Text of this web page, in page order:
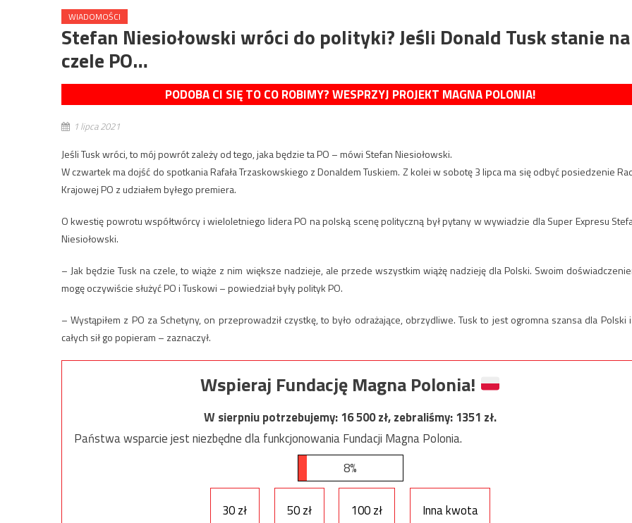
WIADOMOŚCI
Stefan Niesiołowski wróci do polityki? Jeśli Donald Tusk stanie na
czele PO…
PODOBA CI SIĘ TO CO ROBIMY? WESPRZYJ PROJEKT MAGNA POLONIA!
1 lipca 2021
Jeśli Tusk wróci, to mój powrót zależy od tego, jaka będzie ta PO – mówi Stefan Niesiołowski.
W czwartek ma dojść do spotkania Rafała Trzaskowskiego z Donaldem Tuskiem. Z kolei w sobotę 3 lipca ma się odbyć posiedzenie
Krajowej PO z udziałem byłego premiera.
O kwestię powrotu współtwórcy i wieloletniego lidera PO na polską scenę polityczną był pytany w wywiadzie dla Super Expresu
Niesiołowski.
– Jak będzie Tusk na czele, to wiąże z nim większe nadzieje, ale przede wszystkim wiążę nadzieję dla Polski. Swoim
mogę oczywiście służyć PO i Tuskowi – powiedział były polityk PO.
– Wystąpiłem z PO za Schetyny, on przeprowadził czystkę, to było odrażające, obrzydliwe. Tusk to jest ogromna szansa dla Polski
całych sił go popieram – zaznaczył.
Wspieraj Fundację Magna Polonia!
W sierpniu potrzebujemy:16 500zł, zebraliśmy:1351 zł.
Państwa wsparcie jest niezbędne dla funkcjonowania Fundacji Magna Polonia.
8%
30 zł 50 zł 100 zł
Inna kwota